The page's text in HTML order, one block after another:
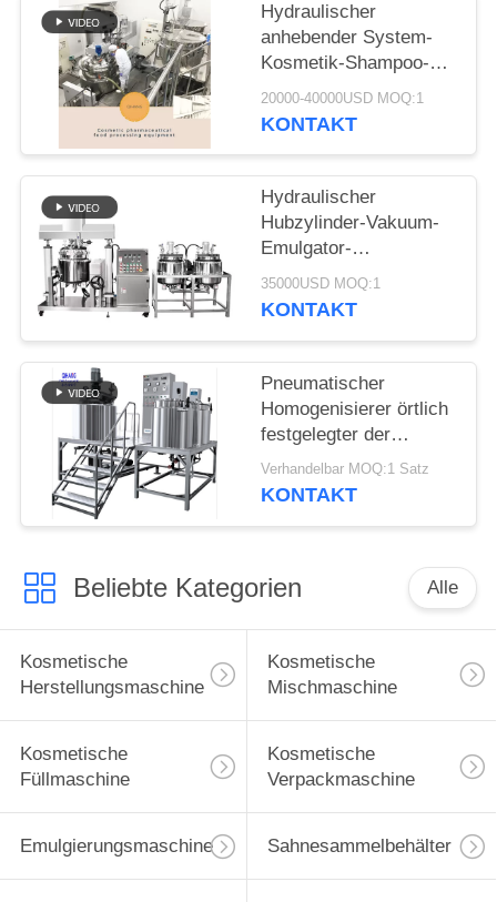
SITEMAP
PRIVACY
POLICY
Hydraulischer
anhebender System-
Kosmetik-Shampoo-
Emulsionsmittel-
Homogenisierer-
20000-40000USD MOQ:1
KONTAKT
Hydraulischer
Hubzylinder-Vakuum-
Emulgator-
Homogenisator für
homogene Mischung
35000USD MOQ:1
KONTAKT
Pneumatischer
Homogenisierer örtlich
festgelegter der
Vakuumhomogenisierer-
Emulgierungsmaschine
Verhandelbar MOQ:1 Satz
KONTAKT
Beliebte Kategorien Alle
Kosmetische
Herstellungsmaschine
Kosmetische
Mischmaschine
Kosmetische
Füllmaschine
Kosmetische
Verpackmaschine
Emulgierungsmaschine Sahnesammelbehälter